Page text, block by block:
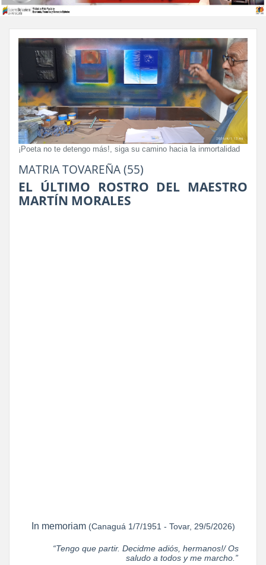
¡Poeta no te detengo más!, siga su camino hacia la inmortalidad
MATRIA TOVAREÑA (55)
EL ÚLTIMO ROSTRO DEL MAESTRO
MARTÍN MORALES
In memoriam (Canaguá 1/7/1951 - Tovar, 29/5/2026)
“Tengo que partir. Decidme adiós, hermanos!/ Os
saludo a todos y me marcho.”